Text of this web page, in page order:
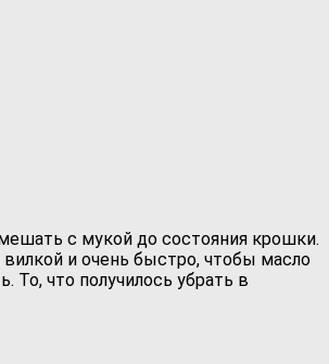
с мукой до состояния крошки.
и очень быстро, чтобы масло
То, что получилось убрать в